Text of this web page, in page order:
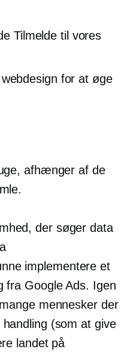
Tilmelde til vores
for at øge
afhænger af de
der søger data
implementere et
fra Google Ads. Igen
mennesker der
(som at give
landet på